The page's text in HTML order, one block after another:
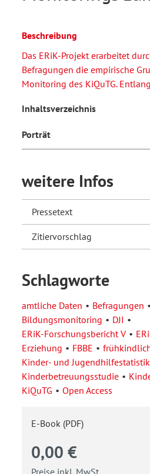
Beschreibung
Das ERiK-Projekt erarbeitet
Befragungen die empirische
Monitoring des KiQuTG.
Inhaltsverzeichnis
Porträt
weitere Infos
Pressetext
Zitiervorschlag
Schlagworte
amtliche Daten Befragungen
Bildungsmonitoring
DJI
ERiK-Forschungsbericht V
Erziehung
FBBE
Kinder- und Jugendhilfestatistik
Kinderbetreuungsstudie
KiQuTG
Open Access
E-Book (PDF)
0,00 €
Preise inkl. MwSt.